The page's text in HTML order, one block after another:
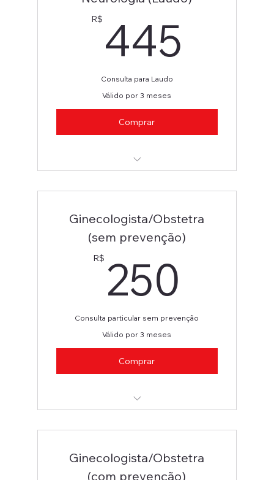
R$ 445
Consulta para Laudo
Válido por 3 meses
Comprar
Ginecologista/Obstetra
(sem prevenção)
R$ 250
Consulta particular sem prevenção
Válido por 3 meses
Comprar
Ginecologista/Obstetra
(com prevenção)